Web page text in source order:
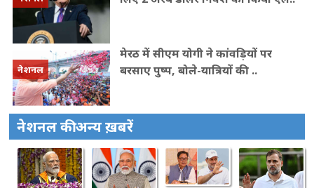
नेशनल
मेरठ में सीएम योगी ने कांवड़ियों पर
बरसाए पुष्प, बोले-यात्रियों की ..
नेशनल की अन्य ख़बरें